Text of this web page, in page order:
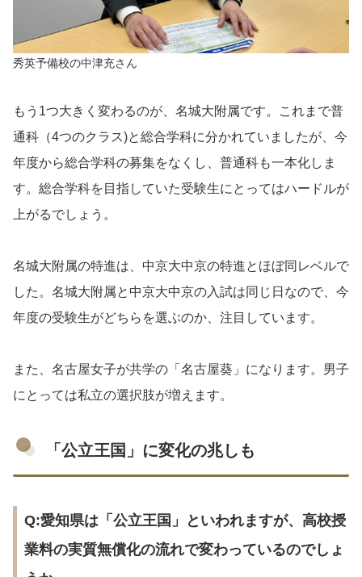
秀英予備校の中津充さん
もう1つ大きく変わるのが、名城大附属です。これまで普
通科（4つのクラス)と総合学科に分かれていましたが、今
年度から総合学科の募集をなくし、普通科も一本化しま
す。総合学科を目指していた受験生にとってはハードルが
上がるでしょう。
名城大附属の特進は、中京大中京の特進とほぼ同レベルで
した。名城大附属と中京大中京の入試は同じ日なので、今
年度の受験生がどちらを選ぶのか、注目しています。
また、名古屋女子が共学の「名古屋葵」になります。男子
にとっては私立の選択肢が増えます。
「公立王国」に変化の兆しも
Q:愛知県は「公立王国」といわれますが、高校授
業料の実質無償化の流れで変わっているのでしょ